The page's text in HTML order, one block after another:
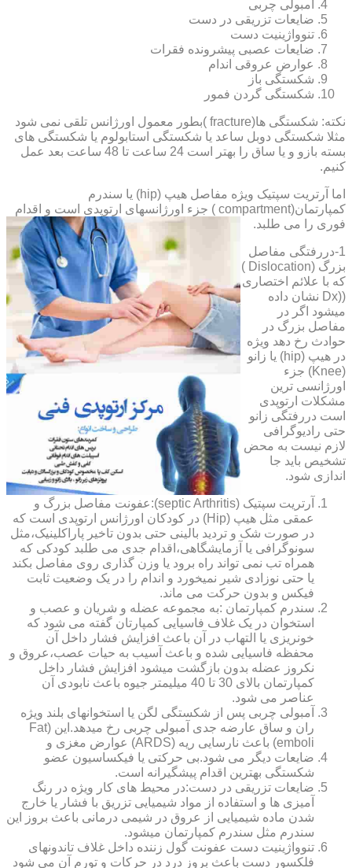
آمبولی چربی
ضایعات تزریقی در دست
تنوواژینیت دست
ضایعات عصبی پیشرونده فقرات
عوارض عروقی اندام
شکستگی باز
شکستگی گردن فمور
نکته: شکستگی ها(fracture )بطور معمول اورژانس تلقی نمی شود
مثلا شکستگی دوبل ساعد یا شکستگی استابولوم یا شکستگی های
بسته بازو و یا ساق را بهتر است 24 ساعت تا 48 ساعت بعد عمل
کنیم.
اما آرتریت سپتیک ویژه مفاصل هیپ (hip) یا سندرم
کمپارتمان(compartment ) جزء اورژانسهای ارتوپدی است و اقدام
فوری را می طلبد.
1-دررفتگی مفاصل
بزرگ (Dislocation )
که با علائم اختصاری
((Dx نشان داده
میشود اگر در
مفاصل بزرگ در
حوادث رخ دهد ویژه
در هیپ (hip) یا زانو
(Knee) جزء
اورژانسی ترین
مشکلات ارتوپدی
است دررفتگی زانو
حتی رادیوگرافی
لازم نیست به محض
تشخیص باید جا
اندازی شود.
آرتریت سپتیک (septic Arthritis):عفونت مفاصل بزرگ و
عمقی مثل هیپ (Hip) در کودکان اورژانس ارتوپدی است که
در صورت شک و تردید بالینی حتی بدون تاخیر پاراکلینیک،مثل
سونوگرافی یا آزمایشگاهی،اقدام جدی می طلبد کودکی که
همراه تب نمی تواند راه برود یا وزن گذاری روی مفاصل بکند
یا حتی نوزادی شیر نمیخورد و اندام را در یک وضعیت ثابت
فیکس و بدون حرکت می ماند.
سندرم کمپارتمان :به مجموعه عضله و شریان و عصب و
استخوان در یک غلاف فاسیایی کمپارتان گفته می شود که
خونریزی یا التهاب در آن باعث افزایش فشار داخل آن
محفظه فاسیایی شده و باعث آسیب به حیات عصب،عروق و
نکروز عضله بدون بازگشت میشود افزایش فشار داخل
کمپارتمان بالای 30 تا 40 میلیمتر جیوه باعث نابودی آن
عناصر می شود.
آمبولی چربی پس از شکستگی لگن یا استخوانهای بلند ویژه
ران و ساق عارضه جدی آمبولی چربی رخ میدهد.این (Fat
emboli) باعث نارسایی ریه (ARDS) عوارض مغزی و
ضایعات دیگر می شود.بی حرکتی یا فیکساسیون عضو
شکستگی بهترین اقدام پیشگیرانه است.
ضایعات تزریقی در دست:در محیط های کار ویژه در رنگ
آمیزی ها و استفاده از مواد شیمیایی تزریق با فشار یا خارج
شدن ماده شیمیایی از عروق در شیمی درمانی باعث بروز این
سندرم مثل سندرم کمپارتمان میشود.
تنوواژینیت دست عفونت گول زننده داخل غلاف تاندونهای
فلکسور دست باعث بروز درد در حرکات و تورم آن می شود